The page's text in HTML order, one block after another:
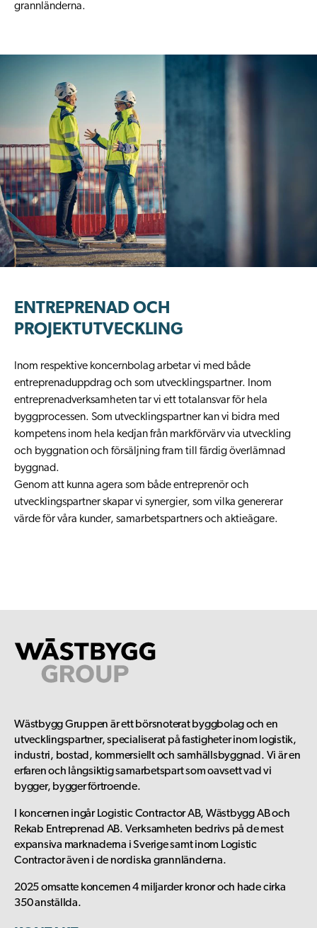
grannländerna.
ENTREPRENAD OCH
PROJEKTUTVECKLING
Inom respektive koncernbolag arbetar vi med både
entreprenaduppdrag och som utvecklingspartner. Inom
entreprenadverksamheten tar vi ett totalansvar för hela
byggprocessen. Som utvecklingspartner kan vi bidra med
kompetens inom hela kedjan från markförvärv via utveckling
och byggnation och försäljning fram till färdig överlämnad
byggnad.
Genom att kunna agera som både entreprenör och
utvecklingspartner skapar vi synergier, som vilka genererar
värde för våra kunder, samarbetspartners och aktieägare.
Wästbygg Gruppen är ett börsnoterat byggbolag och en
utvecklingspartner, specialiserat på fastigheter inom logistik,
industri, bostad, kommersiellt och samhällsbyggnad. Vi är en
erfaren och långsiktig samarbetspart som oavsett vad vi
bygger, bygger förtroende.
I koncernen ingår Logistic Contractor AB, Wästbygg AB och
Rekab Entreprenad AB. Verksamheten bedrivs på de mest
expansiva marknaderna i Sverige samt inom Logistic
Contractor även i de nordiska grannländerna.
2025 omsatte koncernen 4 miljarder kronor och hade cirka
350 anställda.